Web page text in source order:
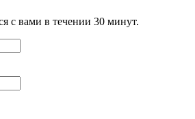
с вами в течении 30 минут.